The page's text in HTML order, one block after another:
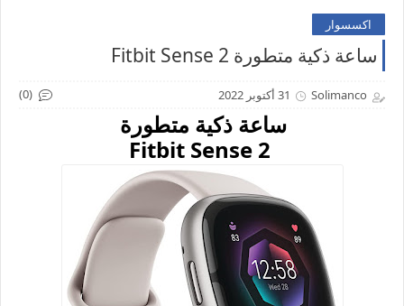
اكسسوار
ساعة ذكية متطورة Fitbit Sense 2
Solimanco 31 أكتوبر 2022 (0)
ساعة ذكية متطورة